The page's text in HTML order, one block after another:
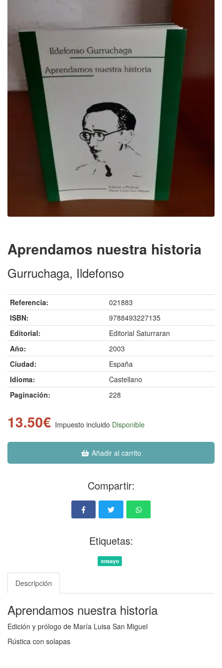
Aprendamos nuestra historia
Gurruchaga, Ildefonso
Referencia:
021883
ISBN:
9788493227135
Editorial:
Editorial Saturraran
Año:
2003
Ciudad:
España
Idioma:
Castellano
Paginación:
228
13.50€ Impuesto incluido Disponible
Añadir al carrito
Compartir:
Etiquetas:
ensayo
Descripción
Aprendamos nuestra historia
Edición y prólogo de María Luisa San Miguel
Rústica con solapas